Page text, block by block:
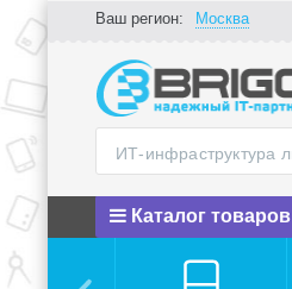
Ваш регион: Москва
Каталог товаров